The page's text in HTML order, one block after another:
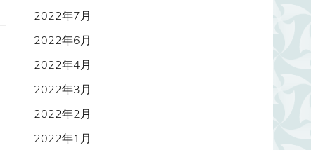
2022年7月
2022年6月
2022年4月
2022年3月
2022年2月
2022年1月